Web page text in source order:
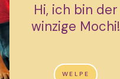
Hi, ich bin der
winzige Mochi!
WELPE